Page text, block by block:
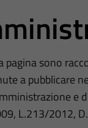
pagina sono
a pubblicare
e
L.213/2012,